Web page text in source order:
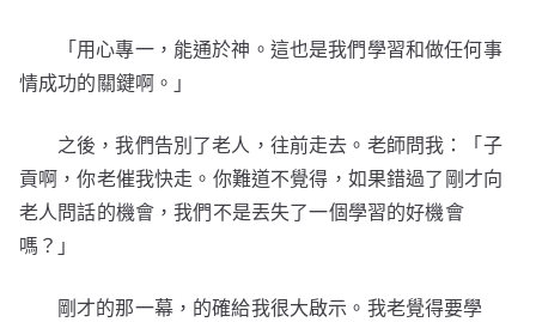
「用心專一，能通於神。這也是我們學習和做任何事
情成功的關鍵啊。」
之後，我們告別了老人，往前走去。老師問我：「子
貢啊，你老催我快走。你難道不覺得，如果錯過了剛才向
老人問話的機會，我們不是丟失了一個學習的好機會
嗎？」
剛才的那一幕，的確給我很大啟示。我老覺得要學